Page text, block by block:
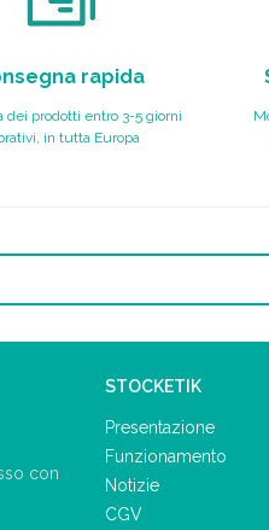
rapida
dei prodotti entro 3-5 giorni
in tutta Europa
con
STOCKETIK
Presentazione
Funzionamento
Notizie
CGV